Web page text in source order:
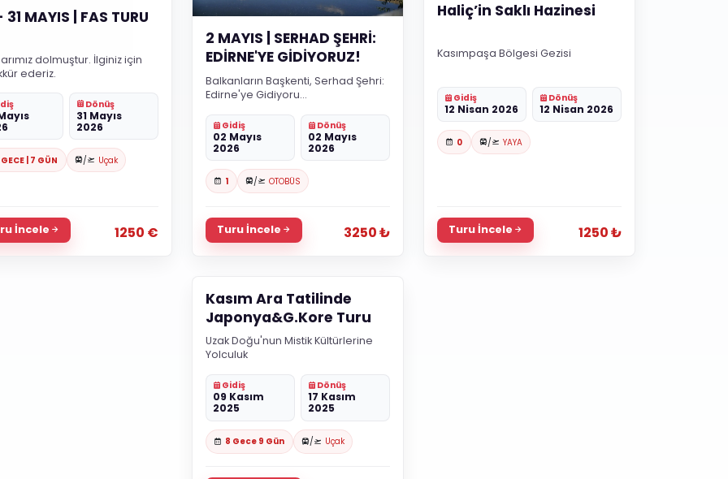
MAYIS | FAS TURU
dolmuştur. İlginiz için
ederiz.
Dönüş
31 Mayıs
2026
| 7 GÜN / Uçak
İncele 1250 €
2 MAYIS | SERHAD ŞEHRİ:
EDİRNE'YE GİDİYORUZ!
Balkanların Başkenti, Serhad Şehri:
Edirne'ye Gidiyoru...
Gidiş
02 Mayıs
2026
Dönüş
02 Mayıs
2026
1 / OTOBÜS
Turu İncele 3250 ₺
Haliç’in Saklı Hazinesi
Kasımpaşa Bölgesi Gezisi
Gidiş
12 Nisan 2026
Dönüş
12 Nisan 2026
0 / YAYA
Turu İncele 1250 ₺
Kasım Ara Tatilinde
Japonya&G.Kore Turu
Uzak Doğu'nun Mistik Kültürlerine
Yolculuk
Gidiş
09 Kasım
2025
Dönüş
17 Kasım
2025
8 Gece 9 Gün / Uçak